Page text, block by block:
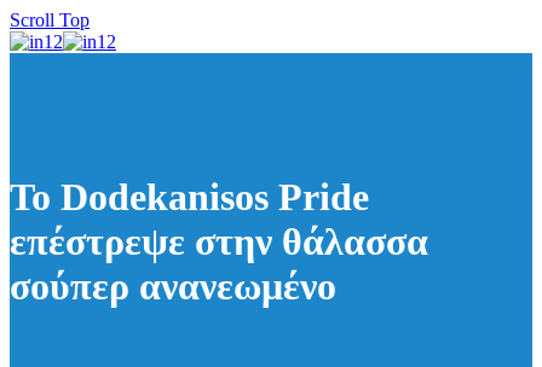
Scroll Top
Το Dodekanisos Pride
επέστρεψε στην θάλασσα
σούπερ ανανεωμένο